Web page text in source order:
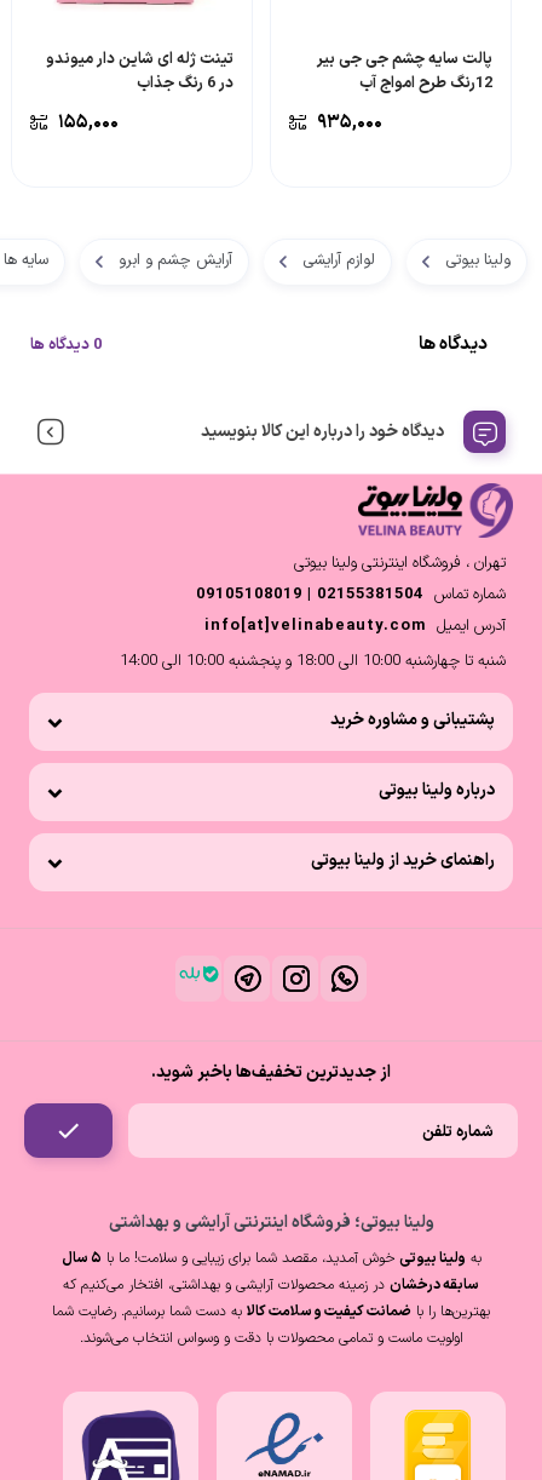
پالت سایه چشم جی جی بیر
12رنگ طرح امواج آب
۹۳۵,۰۰۰
تینت ژله ای شاین دار میوندو
در 6 رنگ جذاب
۱۵۵,۰۰۰
ولینا بیوتی لوازم آرایشی آرایش چشم و ابرو سایه ها
دیدگاه ها 0 دیدگاه ها
دیدگاه خود را درباره این کالا بنویسید
تهران ، فروشگاه اینترنتی ولینا بیوتی
شماره تماس 02155381504 | 09105108019
آدرس ایمیل info[at]velinabeauty.com
شنبه تا چهارشنبه 10:00 الی 18:00 و پنجشنبه 10:00 الی 14:00
پشتیبانی و مشاوره خرید
درباره ولینا بیوتی
راهنمای خرید از ولینا بیوتی
از جدیدترین تخفیف‌ها باخبر شوید.
ولینا بیوتی؛ فروشگاه اینترنتی آرایشی و بهداشتی
به ولینا بیوتی خوش آمدید، مقصد شما برای زیبایی و سلامت! ما با
۵ سال
سابقه درخشان در زمینه محصولات آرایشی و بهداشتی، افتخار می‌کنیم که
بهترین‌ها را با ضمانت کیفیت و سلامت کالا به دست شما برسانیم. رضایت شما
اولویت ماست و تمامی محصولات با دقت و وسواس انتخاب می‌شوند.